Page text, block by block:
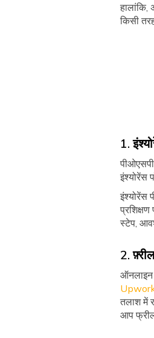
किसी
1.
इंश्योरेंस
इंश्योरेंस
स्टेप,
2.
ऑनलाइन
तलाश में
आप